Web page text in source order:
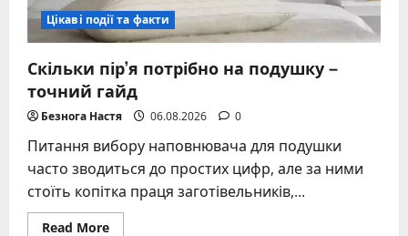
Цікаві події та факти
Скільки пір’я потрібно на подушку –
точний гайд
Безнога Настя 06.08.2026 0
Питання вибору наповнювача для подушки
часто зводиться до простих цифр, але за ними
стоїть копітка праця заготівельників,...
Read MoreRead